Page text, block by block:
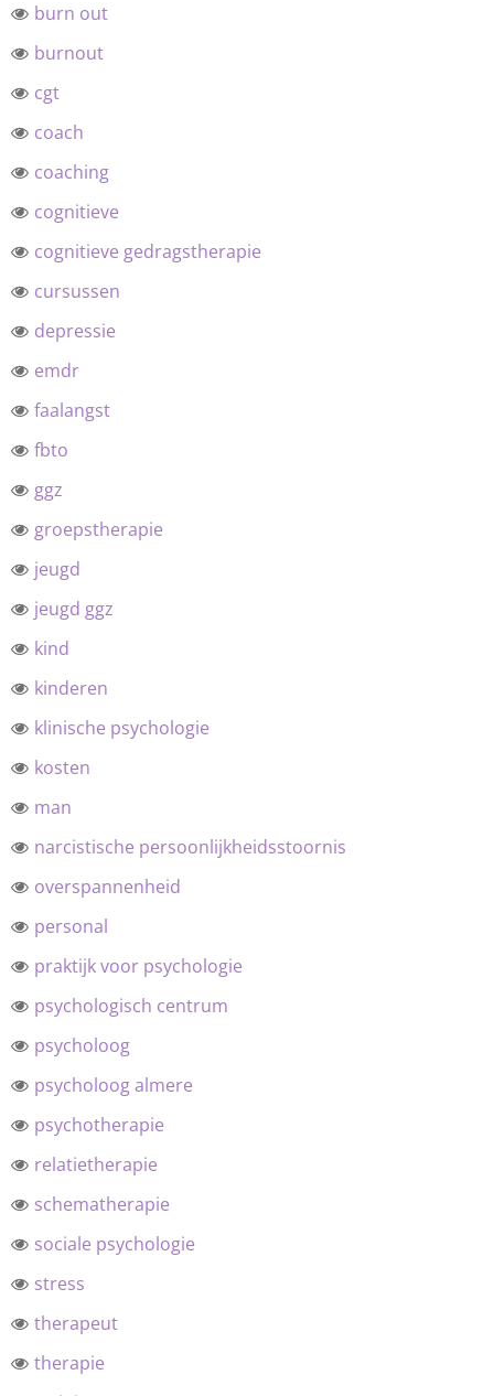
burn out
burnout
cgt
coach
coaching
cognitieve
cognitieve gedragstherapie
cursussen
depressie
emdr
faalangst
fbto
ggz
groepstherapie
jeugd
jeugd ggz
kind
kinderen
klinische psychologie
kosten
man
narcistische persoonlijkheidsstoornis
overspannenheid
personal
praktijk voor psychologie
psychologisch centrum
psycholoog
psycholoog almere
psychotherapie
relatietherapie
schematherapie
sociale psychologie
stress
therapeut
therapie